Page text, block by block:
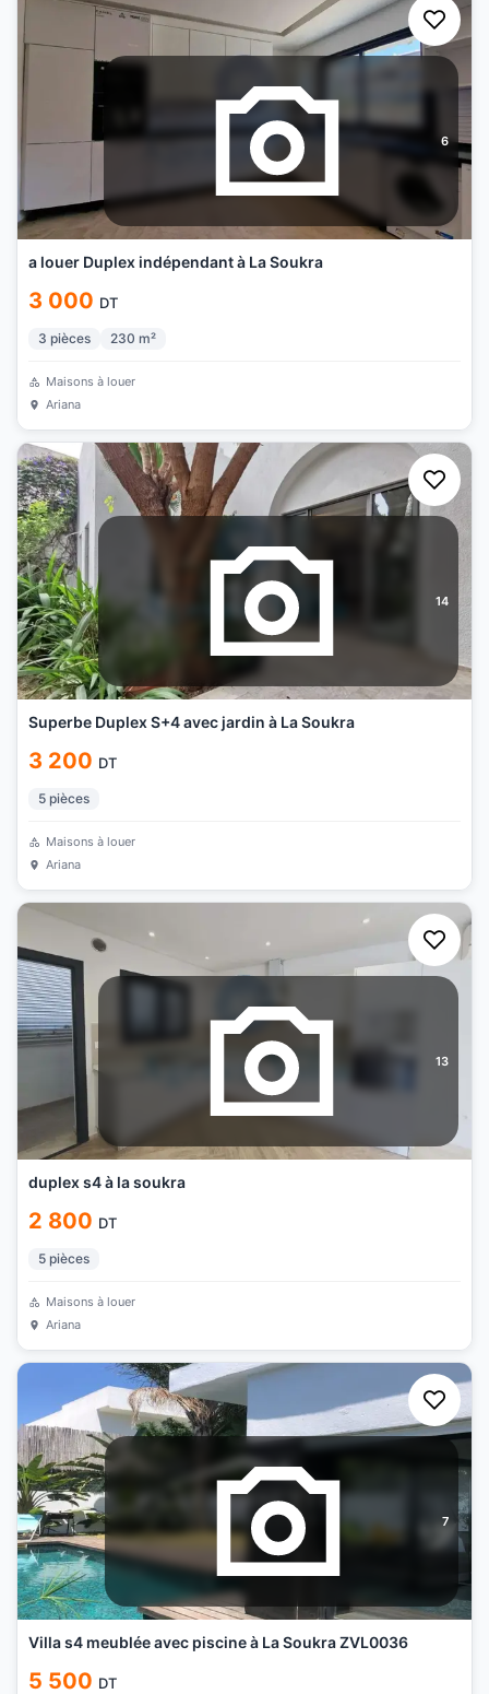
6
a louer Duplex indépendant à La Soukra
3 000 DT
3 pièces 230 m²
Maisons à louer
Ariana
14
Superbe Duplex S+4 avec jardin à La Soukra
3 200 DT
5 pièces
Maisons à louer
Ariana
13
duplex s4 à la soukra
2 800 DT
5 pièces
Maisons à louer
Ariana
7
Villa s4 meublée avec piscine à La Soukra ZVL0036
5 500 DT